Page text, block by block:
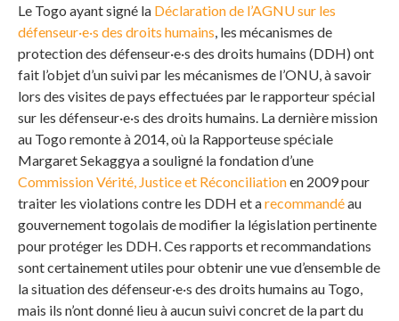
Le Togo ayant signé la Déclaration de l’AGNU sur les
défenseur·e·s des droits humains , les mécanismes de
protection des défenseur·e·s des droits humains (DDH) ont
fait l’objet d’un suivi par les mécanismes de l’ONU, à savoir
lors des visites de pays effectuées par le rapporteur spécial
sur les défenseur·e·s des droits humains. La dernière mission
au Togo remonte à 2014, où la Rapporteuse spéciale
Margaret Sekaggya a souligné la fondation d’une
Commission Vérité, Justice et Réconciliationen 2009 pour
traiter les violations contre les DDH et arecommandéau
gouvernement togolais de modifier la législation pertinente
pour protéger les DDH. Ces rapports et recommandations
sont certainement utiles pour obtenir une vue d’ensemble de
la situation des défenseur·e·s des droits humains au Togo,
mais ils n’ont donné lieu à aucun suivi concret de la part du